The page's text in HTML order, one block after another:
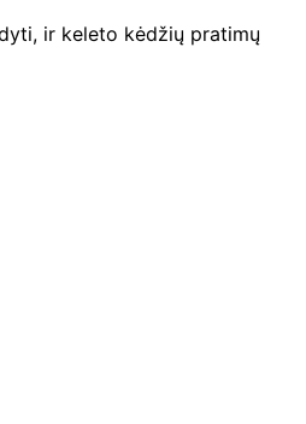
ir keleto kėdžių pratimų